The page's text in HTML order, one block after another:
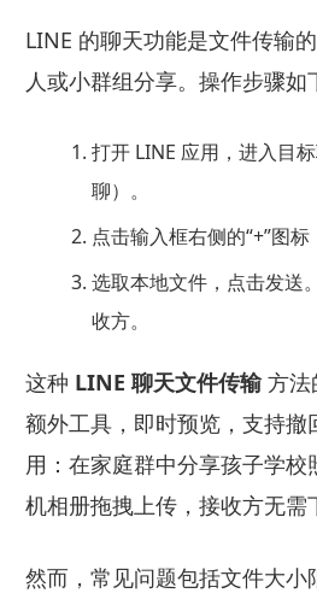
LINE 的聊天功能是文件传输
人或小群组分享。操作步骤如
打开 LINE 应用，进入目
聊）。
点击输入框右侧的“+”图标
选取本地文件，点击发送
收方。
这种 LINE 聊天文件传输方法
额外工具，即时预览，支持
用：在家庭群中分享孩子学
机相册拖拽上传，接收方无需
然而，常见问题包括文件大